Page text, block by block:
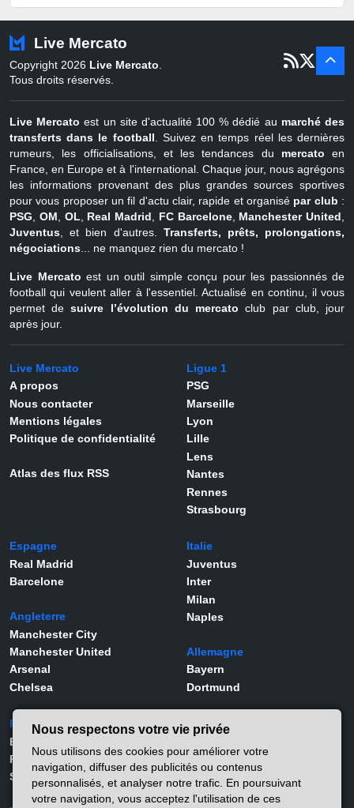
Pays-Bas
22 juin - 2 sept
Belgique
juil - 31
Live Mercato
Copyright 2026 Live Mercato.
Tous droits réservés.
Live Mercato est un site d'actualité 100 % dédié au marché des
transferts dans le football. Suivez en temps réel les dernières
rumeurs, les officialisations, et les tendances du mercato en
France, en Europe et à l'international. Chaque jour, nous agrégons
les informations provenant des plus grandes sources sportives
pour vous proposer un fil d'actu clair, rapide et organisé par club :
PSG, OM, OL, Real Madrid, FC Barcelone, Manchester United,
Juventus, et bien d'autres. Transferts, prêts, prolongations,
négociations... ne manquez rien du mercato !
Live Mercato est un outil simple conçu pour les passionnés de
football qui veulent aller à l'essentiel. Actualisé en continu, il vous
permet desuivre l’évolution du mercato club par club, jour
après jour.
Live Mercato
A propos
Nous contacter
Mentions légales
Politique de confidentialité
Atlas des flux RSS
Ligue 1
PSG
Marseille
Lyon
Lille
Lens
Nantes
Rennes
Strasbourg
Espagne
Real Madrid
Barcelone
Angleterre
Manchester City
Manchester United
Arsenal
Chelsea
Italie
Juventus
Inter
Milan
Naples
Allemagne
Bayern
Dortmund
Portugal
Benfica
Porto
Sporting
Joueurs
Lamine Yamal
Rodrygo
Vinicius Jr
Nous respectons votre vie privée
Nous utilisons des cookies pour améliorer votre
navigation, diffuser des publicités ou contenus
personnalisés, et analyser notre trafic. En poursuivant
votre navigation, vous acceptez l'utilisation de ces